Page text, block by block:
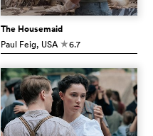
The Housemaid
Paul Feig, USA c6.7